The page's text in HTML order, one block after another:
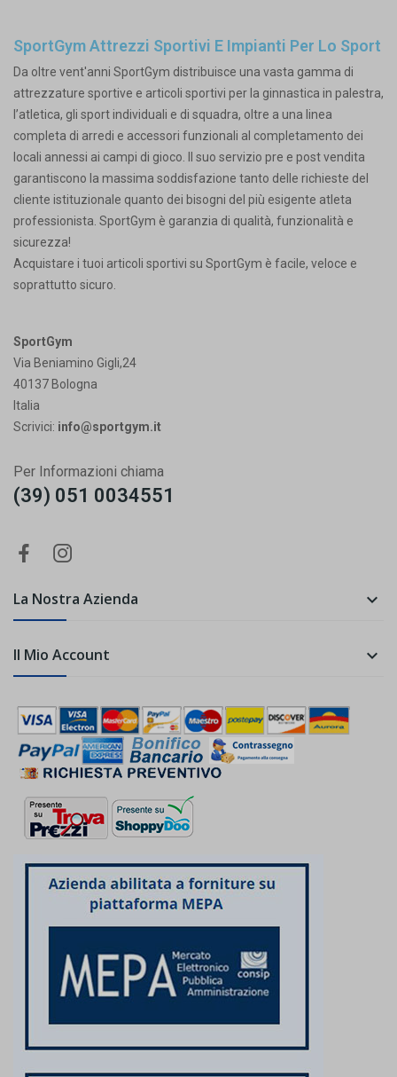
SportGym Attrezzi Sportivi E Impianti Per Lo Sport
Da oltre vent'anni SportGym distribuisce una vasta gamma di
attrezzature sportive e articoli sportivi per la ginnastica in palestra,
l’atletica, gli sport individuali e di squadra, oltre a una linea
completa di arredi e accessori funzionali al completamento dei
locali annessi ai campi di gioco. Il suo servizio pre e post vendita
garantiscono la massima soddisfazione tanto delle richieste del
cliente istituzionale quanto dei bisogni del più esigente atleta
professionista. SportGym è garanzia di qualità, funzionalità e
sicurezza!
Acquistare i tuoi articoli sportivi su SportGym è facile, veloce e
soprattutto sicuro.
SportGym
Via Beniamino Gigli,24
40137 Bologna
Italia
Scrivici: info@sportgym.it
Per Informazioni chiama
(39) 051 0034551
La Nostra Azienda 
Il Mio Account 